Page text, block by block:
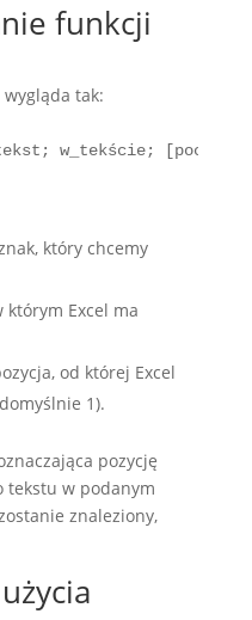
funkcji
tak:
w_tekście;
który chcemy
którym Excel ma
od której Excel
1).
pozycję
tekstu w podanym
znaleziony,